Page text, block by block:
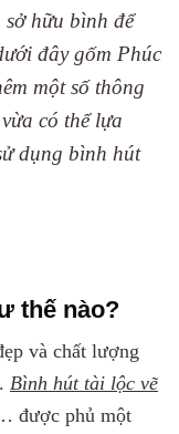
hữu bình để
đây gốm Phúc
một số thông
có thể lựa
dụng bình hút
thế nào?
và chất lượng
Bình hút tài lộc vẽ
được phủ một